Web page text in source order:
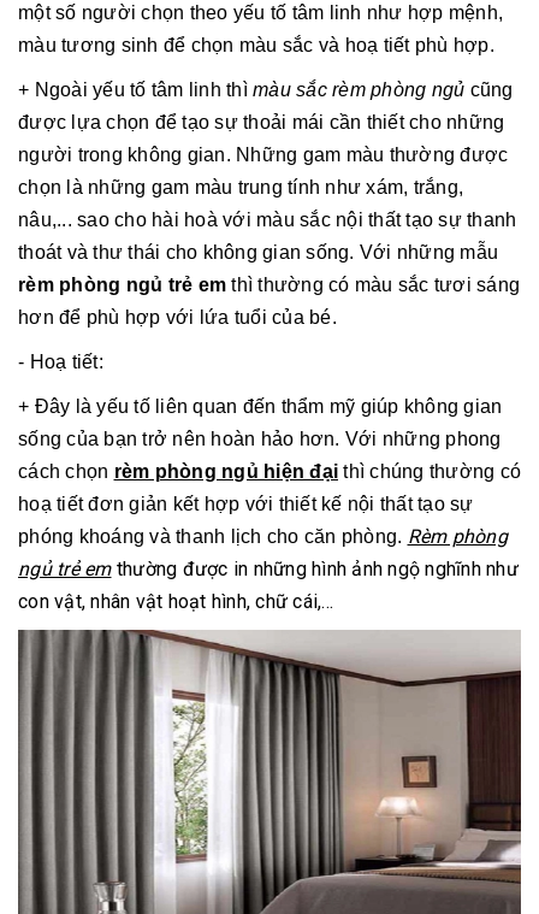
một số người chọn theo yếu tố tâm linh như hợp mệnh,
màu tương sinh để chọn màu sắc và hoạ tiết phù hợp.
+ Ngoài yếu tố tâm linh thì màu sắc rèm phòng ngủ cũng
được lựa chọn để tạo sự thoải mái cần thiết cho những
người trong không gian. Những gam màu thường được
chọn là những gam màu trung tính như xám, trắng,
nâu,... sao cho hài hoà với màu sắc nội thất tạo sự thanh
thoát và thư thái cho không gian sống. Với những mẫu
rèm phòng ngủ trẻ em thì thường có màu sắc tươi sáng
hơn để phù hợp với lứa tuổi của bé.
- Hoạ tiết:
+ Đây là yếu tố liên quan đến thẩm mỹ giúp không gian
sống của bạn trở nên hoàn hảo hơn. Với những phong
cách chọn rèm phòng ngủ hiện đại thì chúng thường có
hoạ tiết đơn giản kết hợp với thiết kế nội thất tạo sự
phóng khoáng và thanh lịch cho căn phòng. Rèm phòng
ngủ trẻ emthường được in những hình ảnh ngộ nghĩnh như
con vật, nhân vật hoạt hình, chữ cái,...